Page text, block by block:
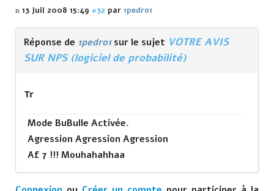
13 Juil 2008 15:49 #32 par 1pedro1
Réponse de 1pedro1sur le sujet VOTRE AVIS
SUR NPS (logiciel de probabilité)
Tr
Mode BuBulle Activée.
Agression Agression Agression
Af 7 !!! Mouhahahhaa